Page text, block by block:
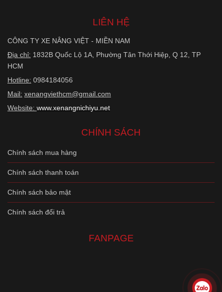
LIÊN HỆ
CÔNG TY XE NÂNG VIỆT - MIỀN NAM
Địa chỉ: 1832B Quốc Lộ 1A, Phường Tân Thới Hiệp, Q 12, TP
HCM
Hotline: 0984184056
Mail: xenangviethcm@gmail.com
Website: www.xenangnichiyu.net
CHÍNH SÁCH
Chính sách mua hàng
Chính sách thanh toán
Chính sách bảo mật
Chính sách đổi trả
FANPAGE